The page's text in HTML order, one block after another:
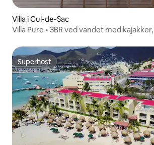
Villa i Cul-de-Sac
Villa Pure • 3BR ved vandet med
Superhost
Superhost